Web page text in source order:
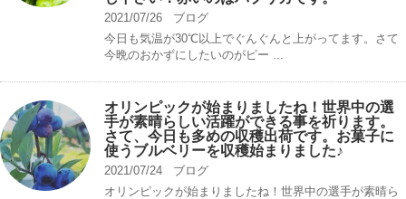
2021/07/26
ブログ
今日も気温が30℃以上でぐんぐんと上がってます。さて
今晩のおかずにしたいのがピー ...
オリンピックが始まりましたね！世界中の選
手が素晴らしい活躍ができる事を祈ります。
さて、今日も多めの収穫出荷です。お菓子に
使うブルベリーを収穫始まりました♪
2021/07/24
ブログ
オリンピックが始まりましたね！世界中の選手が素晴ら